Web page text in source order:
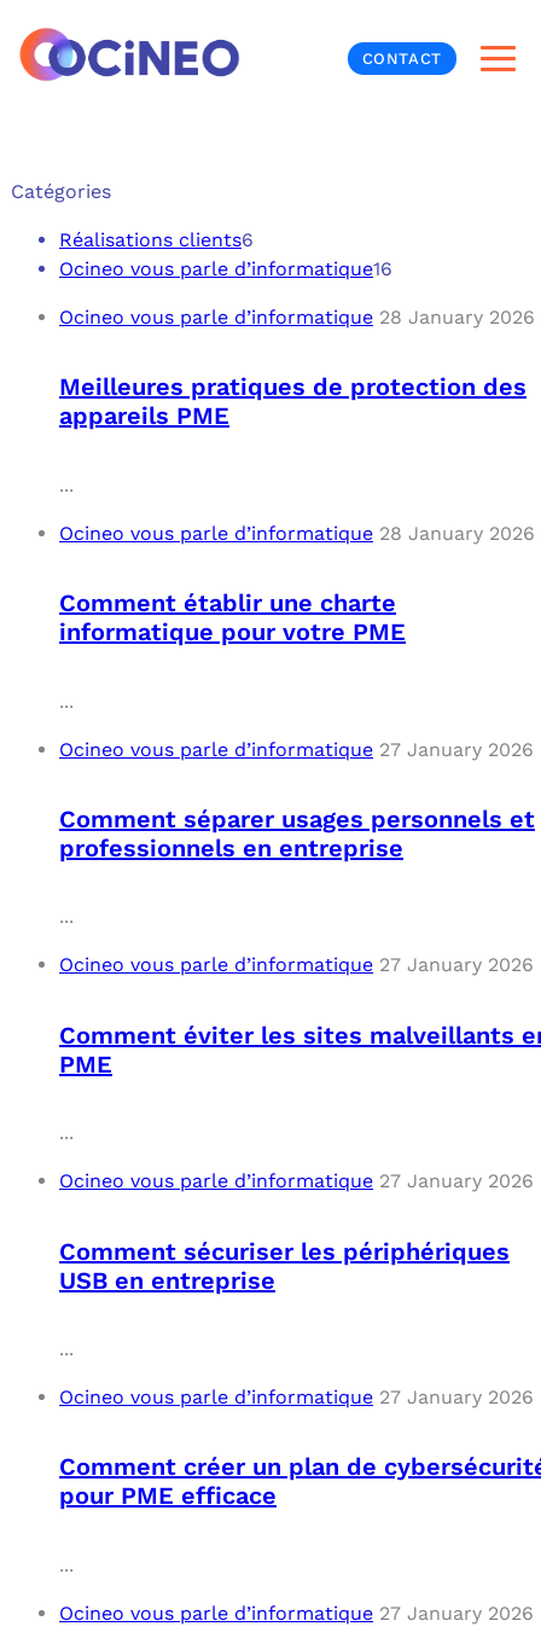
CONTACT
Catégories
Réalisations clients6
Ocineo vous parle d’informatique16
Ocineo vous parle d’informatique 28 January 2026
Meilleures pratiques de protection des
appareils PME
...
Ocineo vous parle d’informatique 28 January 2026
Comment établir une charte
informatique pour votre PME
...
Ocineo vous parle d’informatique 27 January 2026
Comment séparer usages personnels et
professionnels en entreprise
...
Ocineo vous parle d’informatique 27 January 2026
Comment éviter les sites malveillants
PME
...
Ocineo vous parle d’informatique 27 January 2026
Comment sécuriser les périphériques
USB en entreprise
...
Ocineo vous parle d’informatique 27 January 2026
Comment créer un plan de
pour PME efficace
...
Ocineo vous parle d’informatique 27 January 2026